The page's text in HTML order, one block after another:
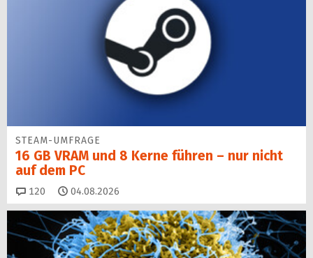
STEAM-UMFRAGE
16 GB VRAM und 8 Kerne führen – nur nicht
auf dem PC
120 Kommentare
04.08.2026